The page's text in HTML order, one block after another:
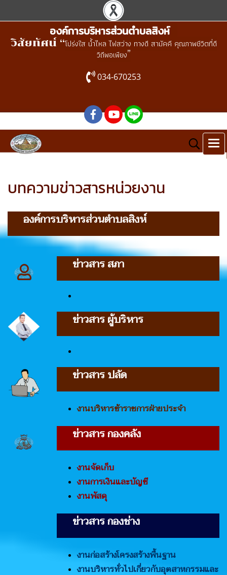
องค์การบริหารส่วนตำบลสิงห์
วิสัยทัศน์ “โปร่งใส น้ำไหล ไฟสว่าง ทางดี สามัคคี คุณภาพชีวิตที่ดี
วิถีพอเพียง”
034-670253
บทความข่าวสารหน่วยงาน
องค์การบริหารส่วนตำบลสิงห์
ข่าวสาร สภา
ข่าวสาร ผู้บริหาร
ข่าวสาร ปลัด
งานบริหารข้าราชการฝ่ายประจำ
ข่าวสาร กองคลัง
งานจัดเก็บ
งานการเงินและบัญชี
งานพัสดุ
ข่าวสาร กองช่าง
งานก่อสร้างโครงสร้างพื้นฐาน
งานบริหารทั่วไปเกี่ยวกับอุตสาหกรรมและ